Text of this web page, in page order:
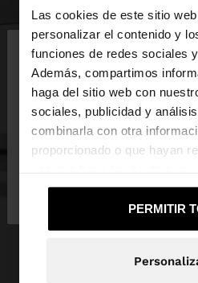
Las cookies de este sitio
personalizar el contenido y
funciones de redes sociales
Además, compartimos
haga del sitio web con
sociales, publicidad y
combinarla con otra
proporcionado o que hayan
PERMITIR
hola
Estás accediendo a la web
la web de United States?